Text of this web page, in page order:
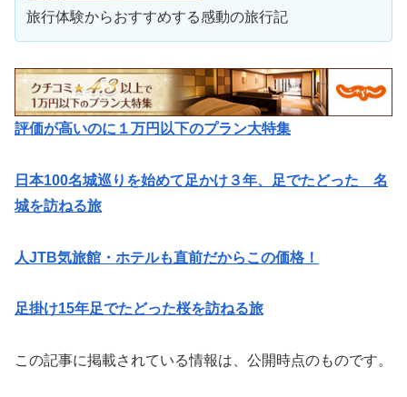
旅行体験からおすすめする感動の旅行記
評価が高いのに１万円以下のプラン大特集
日本100名城巡りを始めて足かけ３年、足でたどった 名
城を訪ねる旅
人JTB気旅館・ホテルも直前だからこの価格！
足掛け15年足でたどった桜を訪ねる旅
この記事に掲載されている情報は、公開時点のものです。